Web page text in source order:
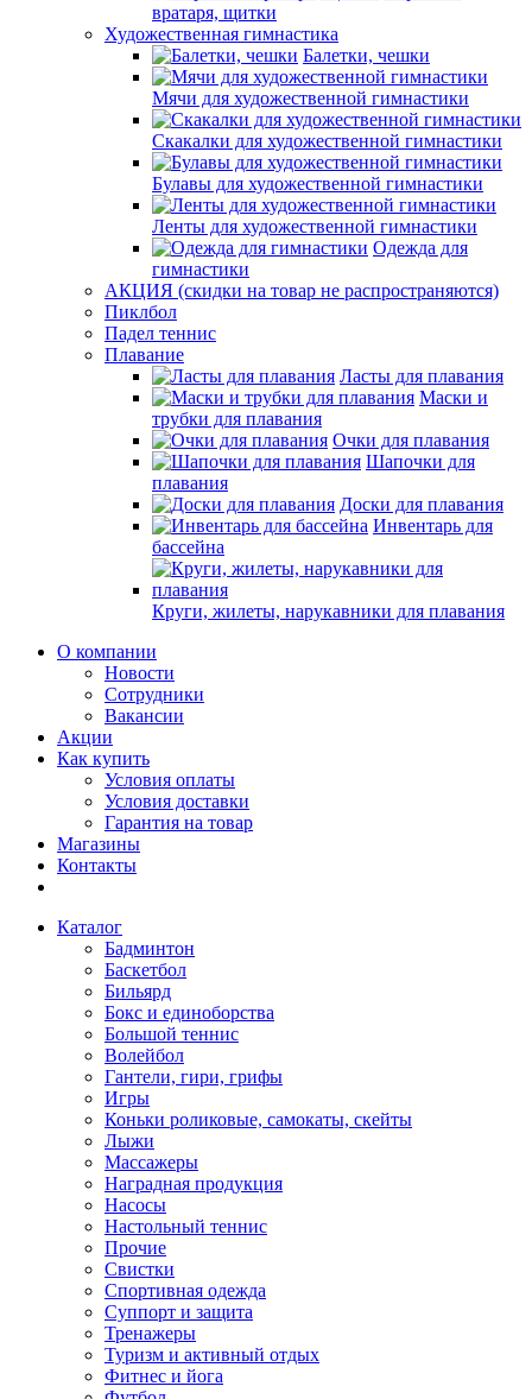
вратаря, щитки
Художественная гимнастика
Балетки, чешки
Мячи для художественной гимнастики
Скакалки для художественной гимнастики
Булавы для художественной гимнастики
Ленты для художественной гимнастики
Одежда для
гимнастики
АКЦИЯ (скидки на товар не распространяются)
Пиклбол
Падел теннис
Плавание
Ласты для плавания
Маски и
трубки для плавания
Очки для плавания
Шапочки для
плавания
Доски для плавания
Инвентарь для
бассейна
Круги, жилеты, нарукавники для плавания
О компании
Новости
Сотрудники
Вакансии
Акции
Как купить
Условия оплаты
Условия доставки
Гарантия на товар
Магазины
Контакты
Каталог
Бадминтон
Баскетбол
Бильярд
Бокс и единоборства
Большой теннис
Волейбол
Гантели, гири, грифы
Игры
Коньки роликовые, самокаты, скейты
Лыжи
Массажеры
Наградная продукция
Насосы
Настольный теннис
Прочие
Свистки
Спортивная одежда
Суппорт и защита
Тренажеры
Туризм и активный отдых
Фитнес и йога